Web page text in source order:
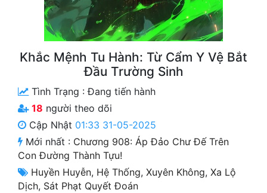
Truyện Nhập Môn
Truyện ngắn
Cung Đấu
Cổ Tiên Hiệp
Cổ Đại
Khắc Mệnh Tu Hành: Từ Cẩm Y Vệ Bắt
Đầu Trường Sinh
Tình Trạng :Đang tiến hành
18 người theo dõi
Cập Nhật 01:33 31-05-2025
Mới nhất : Chương 908: Áp Đảo Chư Đế Trên
Con Đường Thành Tựu!
Huyền Huyễn, Hệ Thống, Xuyên Không, Xa Lộ
Dịch, Sát Phạt Quyết Đoán